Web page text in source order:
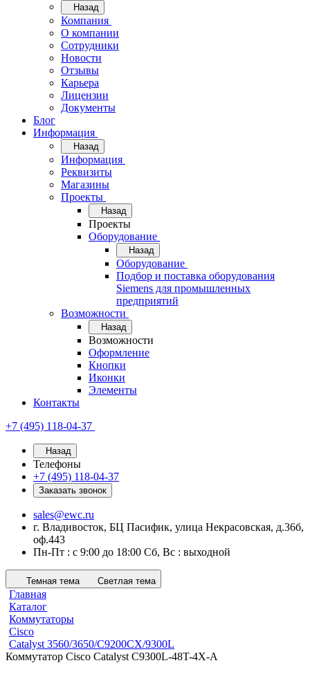
Назад
Компания
О компании
Сотрудники
Новости
Отзывы
Карьера
Лицензии
Документы
Блог
Информация
Назад
Информация
Реквизиты
Магазины
Проекты
Назад
Проекты
Оборудование
Назад
Оборудование
Подбор и поставка оборудования
Siemens для промышленных
предприятий
Возможности
Назад
Возможности
Оформление
Кнопки
Иконки
Элементы
Контакты
+7 (495) 118-04-37
Назад
Телефоны
+7 (495) 118-04-37
Заказать звонок
sales@ewc.ru
г. Владивосток, БЦ Пасифик, улица Некрасовская, д.36б,
оф.443
Пн-Пт : с 9:00 до 18:00 Сб, Вс : выходной
Темная тема Светлая тема
Главная
Каталог
Коммутаторы
Cisco
Catalyst 3560/3650/C9200CX/9300L
Коммутатор Cisco Catalyst C9300L-48T-4X-A